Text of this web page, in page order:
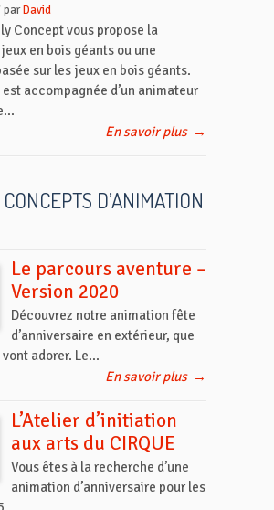
parDavid
Concept vous propose la
en bois géants ou une
sur les jeux en bois géants.
est accompagnée d’un animateur
En savoir plus →
D’ANIMATION
Le parcours aventure –
Version 2020
Découvrez notre animation fête
d’anniversaire en extérieur, que
adorer. Le...
En savoir plus →
L’Atelier d’initiation
aux arts du CIRQUE
Vous êtes à la recherche d’une
animation d’anniversaire pour les